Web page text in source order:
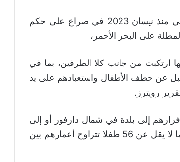
وأضافت أن قوات الدعم السريع تقاتل الجيش السوداني منذ نيسان 2023 في صراع على حكم
على البحر الأحمر،
ارتكبت من جانب كلا الطرفين، بما في
قبل عن خطف الأطفال واستعبادهم على يد
رويترز.
فرارهم إلى بلدة في شمال دارفور أو إلى
شرق تشاد. ووصفوا 23 واقعة منفصلة تم فيها اختطاف ما لا يقل عن 56 طفلا تتراوح أعمارهم بين